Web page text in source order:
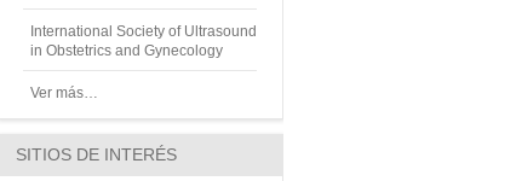
International Society of Ultrasound
in Obstetrics and Gynecology
Ver más…
SITIOS DE INTERÉS